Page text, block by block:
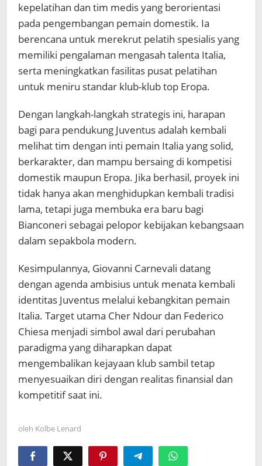
kepelatihan dan tim medis yang berorientasi
pada pengembangan pemain domestik. Ia
berencana untuk merekrut pelatih spesialis yang
memiliki pengalaman mengasah talenta Italia,
serta meningkatkan fasilitas pusat pelatihan
untuk meniru standar klub-klub top Eropa.
Dengan langkah-langkah strategis ini, harapan
bagi para pendukung Juventus adalah kembali
melihat tim dengan inti pemain Italia yang solid,
berkarakter, dan mampu bersaing di kompetisi
domestik maupun Eropa. Jika berhasil, proyek ini
tidak hanya akan menghidupkan kembali tradisi
lama, tetapi juga membuka era baru bagi
Bianconeri sebagai pelopor kebijakan kebangsaan
dalam sepakbola modern.
Kesimpulannya, Giovanni Carnevali datang
dengan agenda ambisius untuk menata kembali
identitas Juventus melalui kebangkitan pemain
Italia. Target utama Cher Ndour dan Federico
Chiesa menjadi simbol awal dari perubahan
paradigma yang diharapkan dapat
mengembalikan kejayaan klub sambil tetap
menyesuaikan diri dengan realitas finansial dan
kompetitif saat ini.
oleh Kolbe Lenard